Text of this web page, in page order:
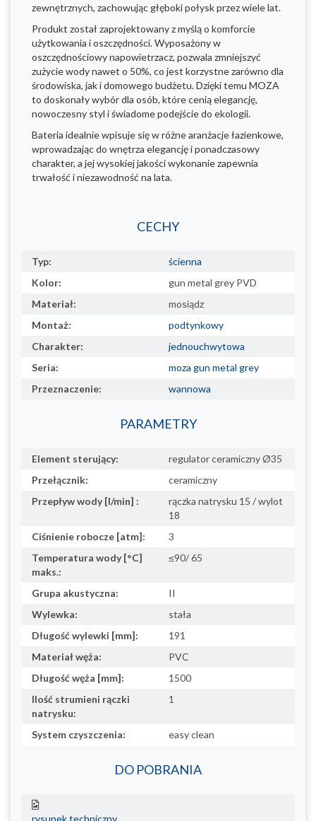
zewnętrznych, zachowując głęboki połysk przez wiele lat.
Produkt został zaprojektowany z myślą o komforcie
użytkowania i oszczędności. Wyposażony w
oszczędnościowy napowietrzacz, pozwala zmniejszyć
zużycie wody nawet o 50%, co jest korzystne zarówno dla
środowiska, jak i domowego budżetu. Dzięki temu MOZA
to doskonały wybór dla osób, które cenią elegancję,
nowoczesny styl i świadome podejście do ekologii.
Bateria idealnie wpisuje się w różne aranżacje łazienkowe,
wprowadzając do wnętrza elegancję i ponadczasowy
charakter, a jej wysokiej jakości wykonanie zapewnia
trwałość i niezawodność na lata.
CECHY
Typ:
ścienna
Kolor:
gun metal grey PVD
Materiał:
mosiądz
Montaż:
podtynkowy
Charakter:
jednouchwytowa
Seria:
moza gun metal grey
Przeznaczenie:
wannowa
PARAMETRY
Element sterujący:
regulator ceramiczny Ø35
Przełącznik:
ceramiczny
Przepływ wody [l/min] :
rączka natrysku 15 / wylot
18
Ciśnienie robocze [atm]:
3
Temperatura wody [°C]
maks.:
≤90/ 65
Grupa akustyczna:
II
Wylewka:
stała
Długość wylewki [mm]:
191
Materiał węża:
PVC
Długość węża [mm]:
1500
Ilość strumieni rączki
natrysku:
1
System czyszczenia: easy clean
DO POBRANIA
rysunek techniczny